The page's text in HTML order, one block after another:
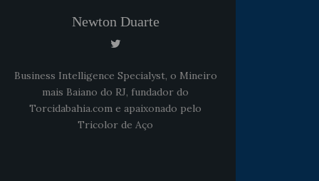
Newton Duarte
Business Intelligence Specialyst, o Mineiro
mais Baiano do RJ, fundador do
Torcidabahia.com e apaixonado pelo
Tricolor de Aço